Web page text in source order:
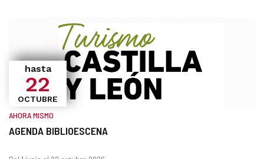
AGENDA BIBLIOESCENA
hasta
22
OCTUBRE
AHORA MISMO